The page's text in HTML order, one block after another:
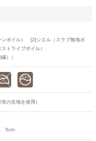
ンボイル） [2]シエル（スラブ無地ボ
トライプボイル）
））
の生地を使用）
5cm